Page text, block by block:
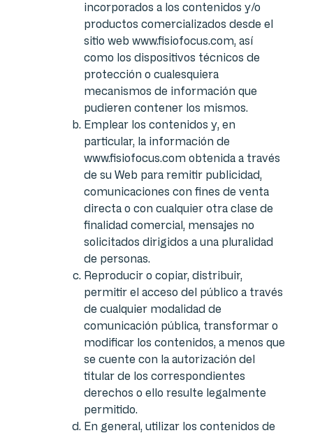
incorporados a los contenidos y/o
productos comercializados desde el
sitio web www.fisiofocus.com, así
como los dispositivos técnicos de
protección o cualesquiera
mecanismos de información que
pudieren contener los mismos.
Emplear los contenidos y, en
particular, la información de
www.fisiofocus.com obtenida a través
de su Web para remitir publicidad,
comunicaciones con fines de venta
directa o con cualquier otra clase de
finalidad comercial, mensajes no
solicitados dirigidos a una pluralidad
de personas.
Reproducir o copiar, distribuir,
permitir el acceso del público a través
de cualquier modalidad de
comunicación pública, transformar o
modificar los contenidos, a menos que
se cuente con la autorización del
titular de los correspondientes
derechos o ello resulte legalmente
permitido.
En general, utilizar los contenidos de